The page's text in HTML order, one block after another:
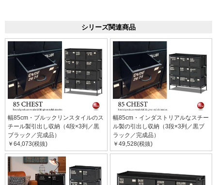
シリーズ関連商品
幅85cm・ブルックリンスタイルのス
チール製引出し収納（4段×3列／黒
ブラック／完成品）
￥64,073(税抜)
幅85cm・インダストリアルなスチー
ル製の引出し収納（3段×3列／黒ブ
ラック／完成品）
￥49,528(税抜)